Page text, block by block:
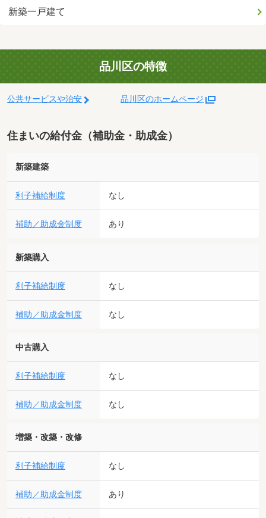
新築一戸建て
品川区の特徴
公共サービスや治安 品川区のホームページ
住まいの給付金（補助金・助成金）
新築建築
利子補給制度 なし
補助／助成金制度 あり
新築購入
利子補給制度 なし
補助／助成金制度 なし
中古購入
利子補給制度 なし
補助／助成金制度 なし
増築・改築・改修
利子補給制度 なし
補助／助成金制度 あり